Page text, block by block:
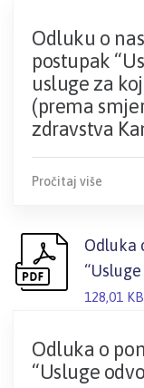
Odluku o
postupak
usluge za
(prema
zdravstva
Pročitaj više
Odluka
128,01 KB
Odluka o
“Usluge